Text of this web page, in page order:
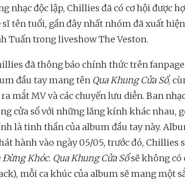
nhạc độc lập, Chillies đã có cơ hội được
sĩ tên tuổi, gần đây nhất nhóm đã xuất
Tuấn trong liveshow The Veston.
đã thông báo chính thức trên fanpage
đầu tay mang tên Qua Khung Cửa Sổ,
mắt MV và các chuyến lưu diễn. Ban
cửa sổ với những lăng kính khác nhau,
là tinh thần của album đầu tay này.
hành vào ngày 05/05, trước đó, Chillies
Đừng Khóc. Qua Khung Cửa Sổsẽ không có
mỗi ca khúc của album sẽ mang một